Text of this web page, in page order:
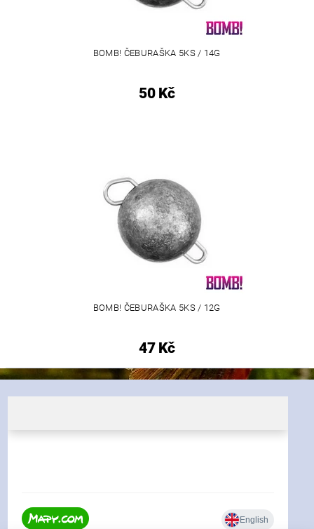
BOMB! ČEBURAŠKA 5KS / 14G
50 Kč
BOMB! ČEBURAŠKA 5KS / 12G
47 Kč